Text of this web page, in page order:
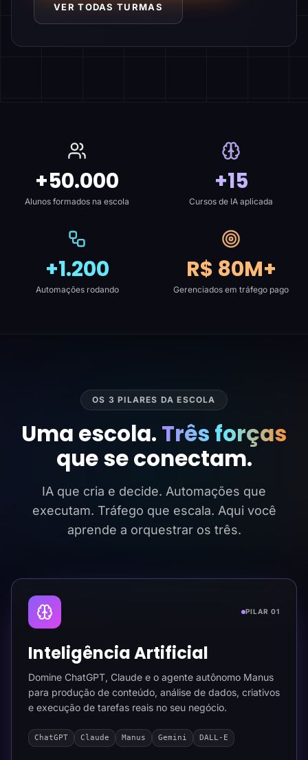
VER TODAS TURMAS
+50.000
Alunos formados na escola
+15
Cursos de IA aplicada
+1.200
Automações rodando
R$ 80M+
Gerenciados em tráfego pago
OS 3 PILARES DA ESCOLA
Uma escola. Três forças
que se conectam.
IA que cria e decide. Automações que
executam. Tráfego que escala. Aqui você
aprende a orquestrar os três.
PILAR 01
Inteligência Artificial
Domine ChatGPT, Claude e o agente autônomo Manus
para produção de conteúdo, análise de dados, criativos
e execução de tarefas reais no seu negócio.
ChatGPT Claude Manus Gemini DALL-E